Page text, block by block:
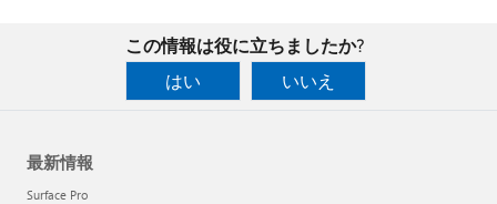
この情報は役に立ちましたか?
はい
いいえ
最新情報
Surface Pro